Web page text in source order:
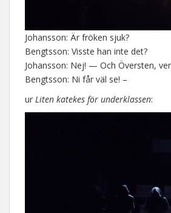
Johansson: Är fröken sjuk?
Bengtsson: Visste han inte det?
Johansson: Nej! — Och Översten,
Bengtsson: Ni får väl se! –
ur Liten katekes för underklassen: